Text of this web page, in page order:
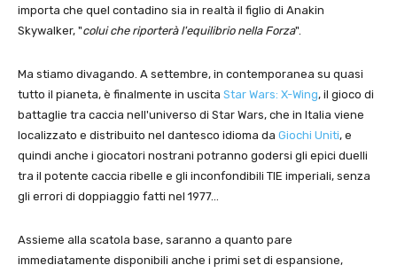
importa che quel contadino sia in realtà il figlio di Anakin
Skywalker, "colui che riporterà l'equilibrio nella Forza".
Ma stiamo divagando. A settembre, in contemporanea su quasi
tutto il pianeta, è finalmente in uscita Star Wars: X-Wing, il gioco di
battaglie tra caccia nell'universo di Star Wars, che in Italia viene
localizzato e distribuito nel dantesco idioma da Giochi Uniti, e
quindi anche i giocatori nostrani potranno godersi gli epici duelli
tra il potente caccia ribelle e gli inconfondibili TIE imperiali, senza
gli errori di doppiaggio fatti nel 1977…
Assieme alla scatola base, saranno a quanto pare
immediatamente disponibili anche i primi set di espansione,